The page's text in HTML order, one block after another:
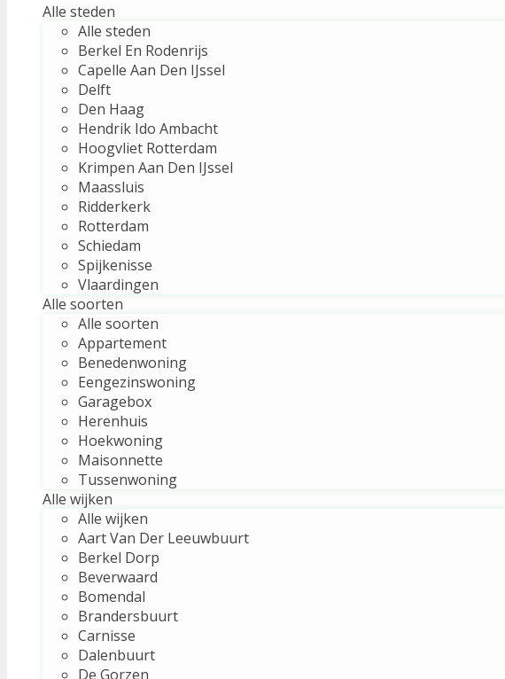
Alle steden
Alle steden
Berkel En Rodenrijs
Capelle Aan Den IJssel
Delft
Den Haag
Hendrik Ido Ambacht
Hoogvliet Rotterdam
Krimpen Aan Den IJssel
Maassluis
Ridderkerk
Rotterdam
Schiedam
Spijkenisse
Vlaardingen
Alle soorten
Alle soorten
Appartement
Benedenwoning
Eengezinswoning
Garagebox
Herenhuis
Hoekwoning
Maisonnette
Tussenwoning
Alle wijken
Alle wijken
Aart Van Der Leeuwbuurt
Berkel Dorp
Beverwaard
Bomendal
Brandersbuurt
Carnisse
Dalenbuurt
De Gorzen